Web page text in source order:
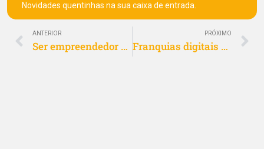
Novidades quentinhas na sua caixa de entrada.
ANTERIOR
Ser empreendedor de franquias é lucrativo?
PRÓXIMO
Franquias digitais criam novas oportunidades no franchising